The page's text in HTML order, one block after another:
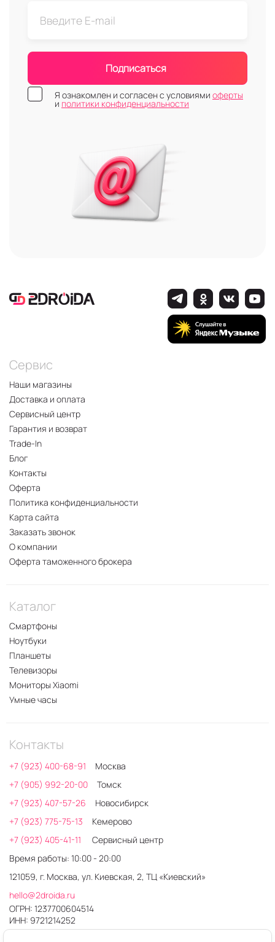
Подписаться
Я ознакомлен и согласен с условиями оферты
и политики конфиденциальности
Сервис
Наши магазины
Доставка и оплата
Сервисный центр
Гарантия и возврат
Trade-In
Блог
Контакты
Оферта
Политика конфиденциальности
Карта сайта
Заказать звонок
О компании
Оферта таможенного брокера
Каталог
Смартфоны
Ноутбуки
Планшеты
Телевизоры
Мониторы Xiaomi
Умные часы
Контакты
+7 (923) 400-68-91
Москва
+7 (905) 992-20-00
Томск
+7 (923) 407-57-26
Новосибирск
+7 (923) 775-75-13
Кемерово
+7 (923) 405-41-11
Сервисный центр
Время работы: 10:00 - 20:00
121059, г. Москва, ул. Киевская, 2, ТЦ «Киевский»
hello@2droida.ru
ОГРН: 1237700604514
ИНН: 9721214252